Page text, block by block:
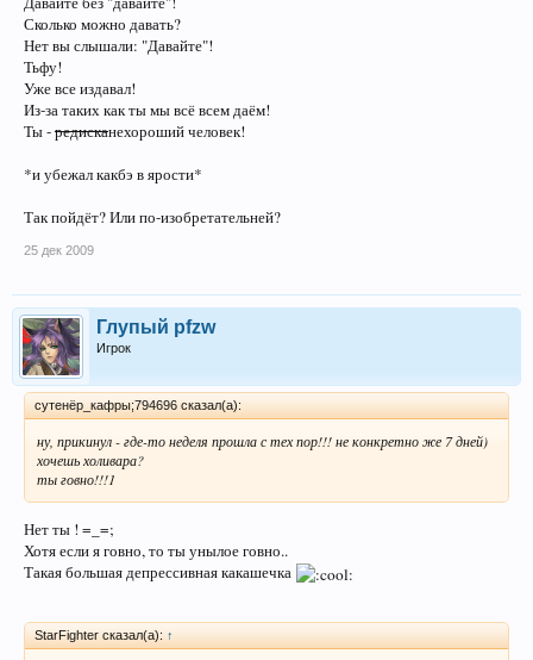
Сколько можно давать?
Нет вы слышали: "Давайте"!
Тьфу!
Уже все издавал!
Из-за таких как ты мы всё всем даём!
Ты -редисканехороший человек!
*и убежал какбэ в ярости*
Так пойдёт? Или по-изобретательней?
25 дек 2009
Глупый pfzw
Игрок
сутенёр_кафры;794696 сказал(а):
ну, прикинул - где-то неделя прошла с тех пор!!! не конкретно же 7 дней)
хочешь холивара?
ты говно!!!1
Нет ты ! =_=;
Хотя если я говно, то ты унылое говно..
Такая большая депрессивная какашечка
StarFighter сказал(а): ↑